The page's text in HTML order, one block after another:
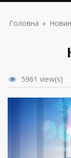
ВИ Є
Головна »
5961 view(s)